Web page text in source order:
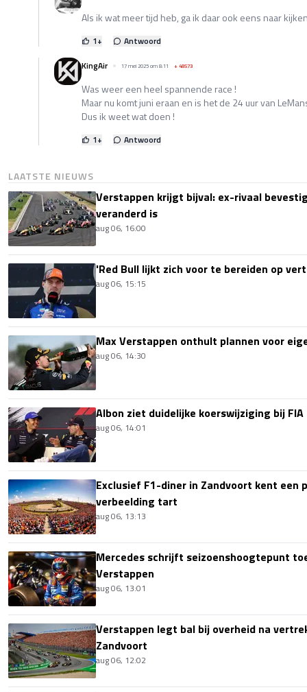
Als ik wat meer tijd heb, ga ik daar ook eens naar
1+
Antwoord
KingAir
17 mei 2025 om 8:11 +48573
Was weer een heel spannende race !
Maar nu komt juni eraan en is het de 24 uur van
Dus ik weet wat doen !
1+ Antwoord
LAATSTE NIEUWS
Verstappen krijgt bijval: ex-rivaal
veranderd is
aug 06, 16:00
'Red Bull lijkt zich voor te bereiden op
aug 06, 15:15
Max Verstappen onthult plannen voor
aug 06, 14:30
Albon ziet duidelijke koerswijziging bij
aug 06, 14:01
Exclusief F1-diner in Zandvoort kent een
verbeelding tart
aug 06, 13:13
Mercedes schrijft seizoenshoogtepunt
Verstappen
aug 06, 13:01
Verstappen legt bal bij overheid na
Zandvoort
aug 06, 12:02